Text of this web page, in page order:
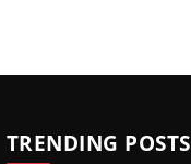
TRENDING POSTS